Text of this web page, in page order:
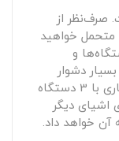
صرف‌نظر از
متحمل خواهید
و
دشوار
خواهد بود. همچنین اشغال فضای میز کاری با 3 دستگاه
اشیای دیگر
خواهد داد.